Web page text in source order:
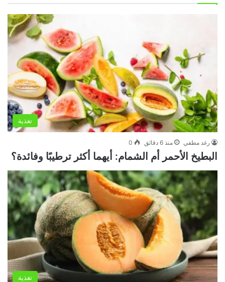
تغذية
رغد مطفي منذ 6 دقائق 0
البطيخ الأحمر أم الشمام: أيهما أكثر ترطيبًا وفائدة؟
تغذية